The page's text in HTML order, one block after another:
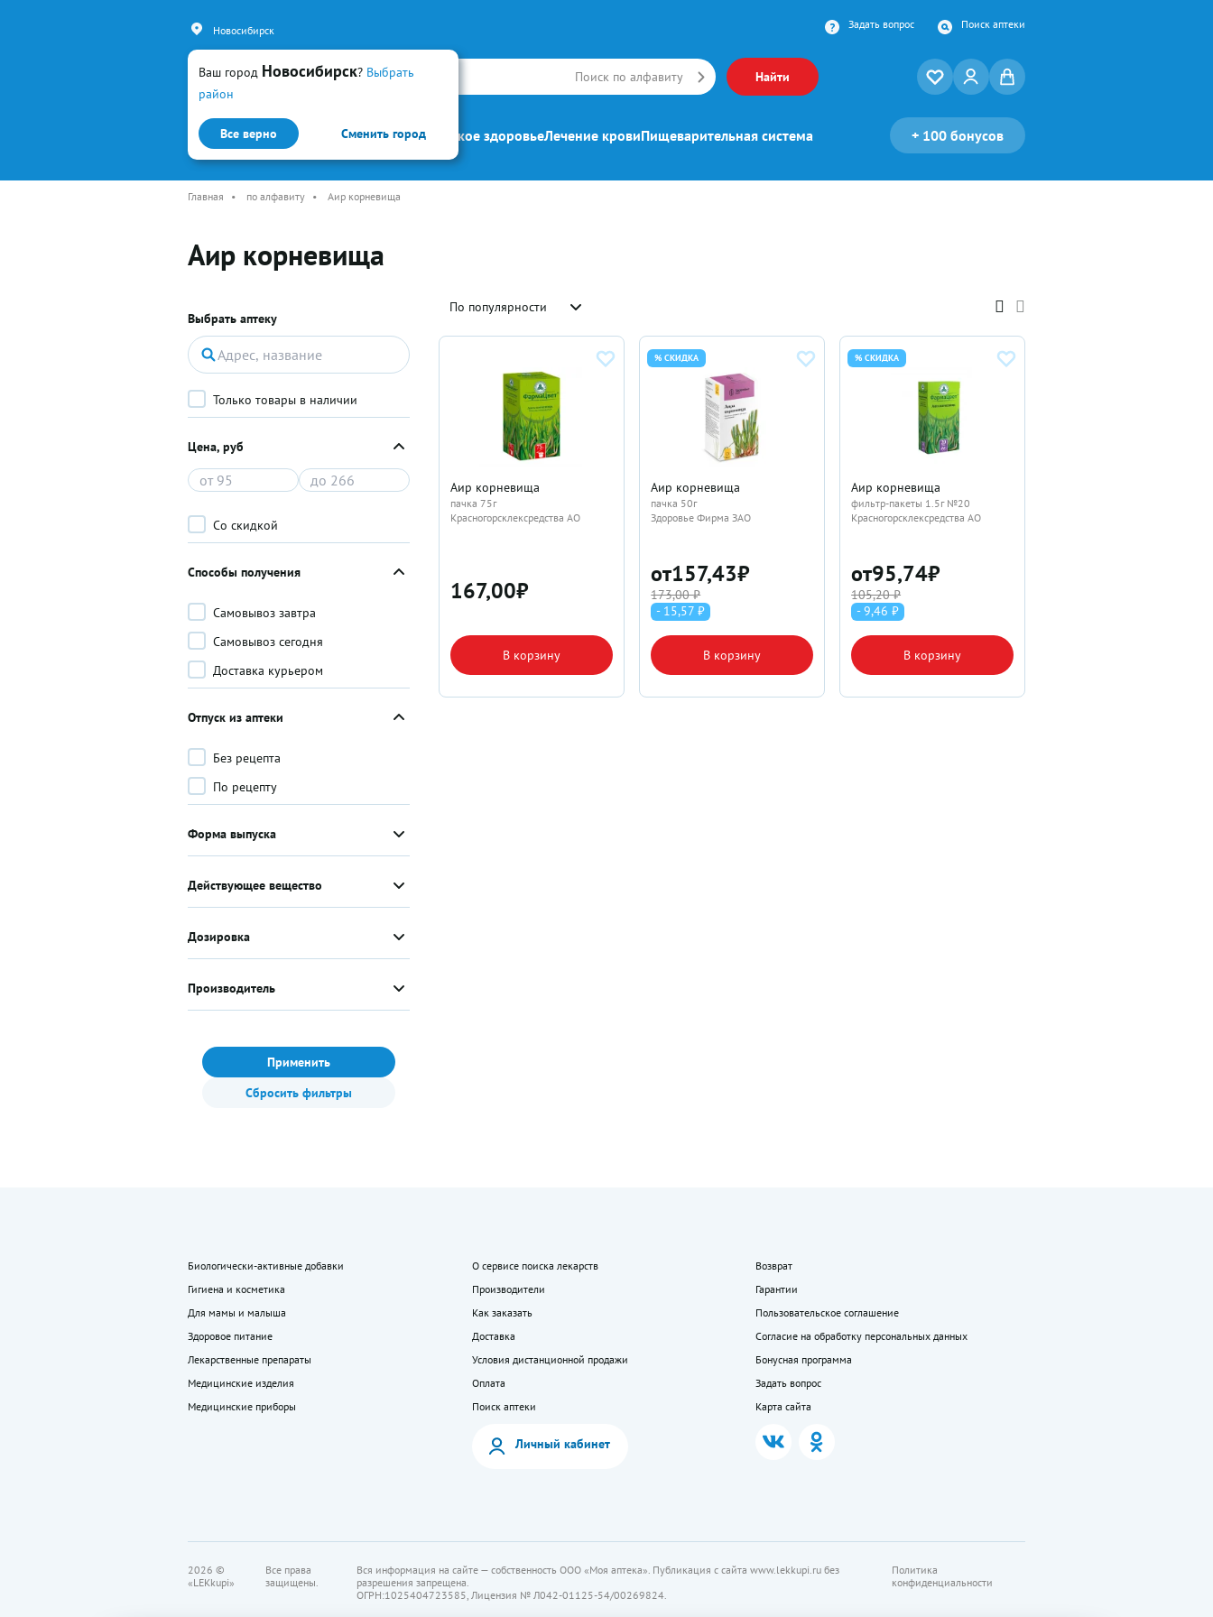
Ваш город Новосибирск? Выбрать
район
Все верно Сменить город
Новосибирск Задать вопрос Поиск аптеки
Искать Поиск по алфавиту Найти
Каталог Простуда и гриппЖенское здоровьеЛечение кровиПищеварительная система + 100 бонусов
Главная • по алфавиту • Аир корневища
Аир корневища
Выбрать аптеку
Только товары в наличии
Цена, руб
Со скидкой
Способы получения
Самовывоз завтра
Самовывоз сегодня
Доставка курьером
Отпуск из аптеки
Без рецепта
По рецепту
Форма выпуска
Действующее вещество
Дозировка
Производитель
Применить
Сбросить фильтры
По популярности
Аир корневища
пачка 75г
Красногорсклексредства АО
167,00₽
В корзину
% СКИДКА
Аир корневища
пачка 50г
Здоровье Фирма ЗАО
от157,43₽
173,00 ₽
- 15,57 ₽
В корзину
% СКИДКА
Аир корневища
фильтр-пакеты 1.5г №20
Красногорсклексредства АО
от95,74₽
105,20 ₽
- 9,46 ₽
В корзину
Биологически-активные добавки
Гигиена и косметика
Для мамы и малыша
Здоровое питание
Лекарственные препараты
Медицинские изделия
Медицинские приборы
О сервисе поиска лекарств
Производители
Как заказать
Доставка
Условия дистанционной продажи
Оплата
Поиск аптеки
Возврат
Гарантии
Пользовательское соглашение
Согласие на обработку персональных данных
Бонусная программа
Задать вопрос
Карта сайта
Личный кабинет
2026 ©
«LEKkupi»
Все права
защищены.
Вся информация на сайте — собственность ООО «Моя аптека». Публикация с сайта www.lekkupi.ru без
разрешения запрещена.
ОГРН:1025404723585, Лицензия № Л042-01125-54/00269824.
Политика
конфиденциальности